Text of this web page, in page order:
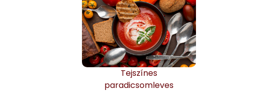
Tejszínes
paradicsomleves